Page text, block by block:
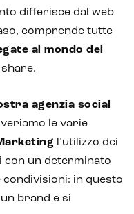
differisce dal web
comprende tutte
al mondo dei
share.
agenzia social
le varie
l’utilizzo dei
con un determinato
condivisioni: in questo
brand e si